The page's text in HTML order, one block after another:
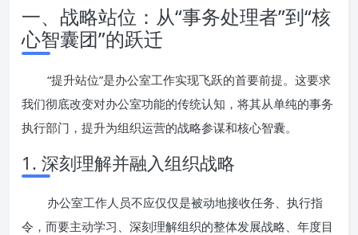
一、战略站位：从“事务处理者”到“核
心智囊团”的跃迁
“提升站位”是办公室工作实现飞跃的首要前提。这要求
我们彻底改变对办公室功能的传统认知，将其从单纯的事务
执行部门，提升为组织运营的战略参谋和核心智囊。
1. 深刻理解并融入组织战略
办公室工作人员不应仅仅是被动地接收任务、执行指
令，而要主动学习、深刻理解组织的整体发展战略、年度目